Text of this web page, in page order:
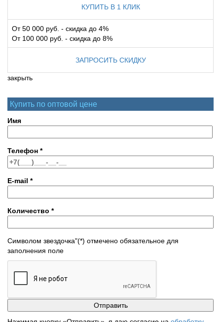
КУПИТЬ В 1 КЛИК
От 50 000 руб. - скидка до 4%
От 100 000 руб. - скидка до 8%
ЗАПРОСИТЬ СКИДКУ
закрыть
Купить по оптовой цене
Имя
Телефон *
E-mail *
Количество *
Символом звездочка"(*) отмечено обязательное для
заполнения поле